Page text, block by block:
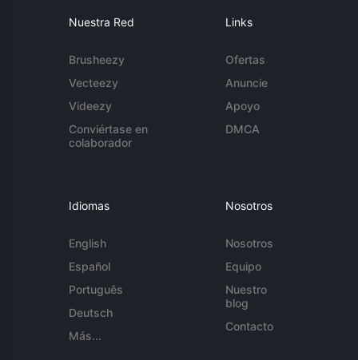
Nuestra Red
Brusheezy
Vecteezy
Videezy
Conviértase en
colaborador
Links
Ofertas
Anuncie
Apoyo
DMCA
Idiomas
English
Español
Português
Deutsch
Más...
Nosotros
Nosotros
Equipo
Nuestro
blog
Contacto